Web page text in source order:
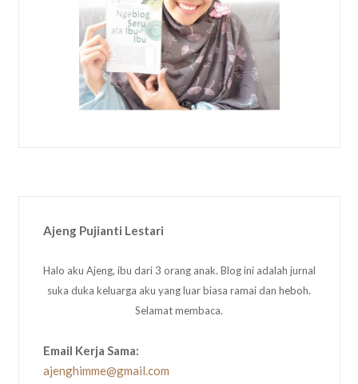
Ajeng Pujianti Lestari
Halo aku Ajeng, ibu dari 3 orang anak. Blog ini adalah jurnal
suka duka keluarga aku yang luar biasa ramai dan heboh.
Selamat membaca.
Email Kerja Sama:
ajenghimme@gmail.com